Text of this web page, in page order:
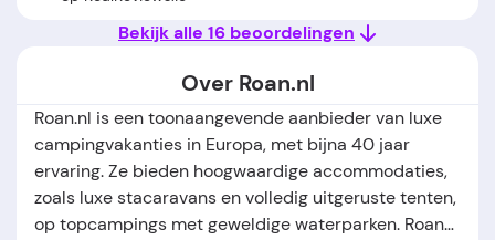
Bekijk alle 16 beoordelingen
Over Roan.nl
Roan.nl is een toonaangevende aanbieder van luxe
campingvakanties in Europa, met bijna 40 jaar
ervaring. Ze bieden hoogwaardige accommodaties,
zoals luxe stacaravans en volledig uitgeruste tenten,
op topcampings met geweldige waterparken. Roan